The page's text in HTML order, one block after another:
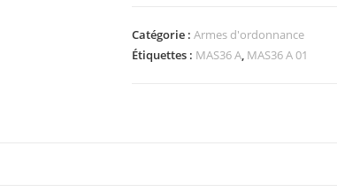
Catégorie : Armes d'ordonnance
Étiquettes : MAS36 A, MAS36 A 01